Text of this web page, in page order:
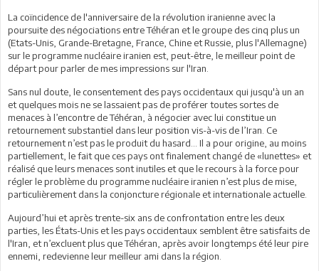
La coïncidence de l'anniversaire de la révolution iranienne avec la
poursuite des négociations entre Téhéran et le groupe des cinq plus un
(Etats-Unis, Grande-Bretagne, France, Chine et Russie, plus l'Allemagne)
sur le programme nucléaire iranien est, peut-être, le meilleur point de
départ pour parler de mes impressions sur l'Iran.
Sans nul doute, le consentement des pays occidentaux qui jusqu'à un an
et quelques mois ne se lassaient pas de proférer toutes sortes de
menaces à l’encontre de Téhéran, à négocier avec lui constitue un
retournement substantiel dans leur position vis-à-vis de l’Iran. Ce
retournement n’est pas le produit du hasard... Il a pour origine, au moins
partiellement, le fait que ces pays ont finalement changé de «lunettes» et
réalisé que leurs menaces sont inutiles et que le recours à la force pour
régler le problème du programme nucléaire iranien n’est plus de mise,
particulièrement dans la conjoncture régionale et internationale actuelle.
Aujourd’hui et après trente-six ans de confrontation entre les deux
parties, les États-Unis et les pays occidentaux semblent être satisfaits de
l'Iran, et n’excluent plus que Téhéran, après avoir longtemps été leur pire
ennemi, redevienne leur meilleur ami dans la région.